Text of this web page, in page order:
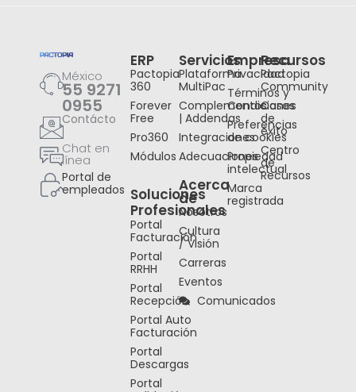
México
55 9271
0955
Contácto
Chat en
línea
Portal de
empleados
ERP
Pactopia
360
Forever
Free
Pro360
Módulos
Soluciones
Profesionales
Portal
Facturación
Portal
RRHH
Portal
Recepción
Portal Auto
Facturación
Portal
Descargas
Portal
Servicios
Plataforma
MultiPac
Complementos
| Addendas
Integraciones
Adecuaciones
Acerca
de
Nosotros
Cultura
/ Visión
Carreras
Eventos
Comunicados
Empresa
Privacidad
Términos y
Condiciones
Preferencias
de cookies
Propiedad
intelectual
Marca
registrada
Recursos
Pactopia
Community
Casos
de
éxito
Centro
de
Recursos